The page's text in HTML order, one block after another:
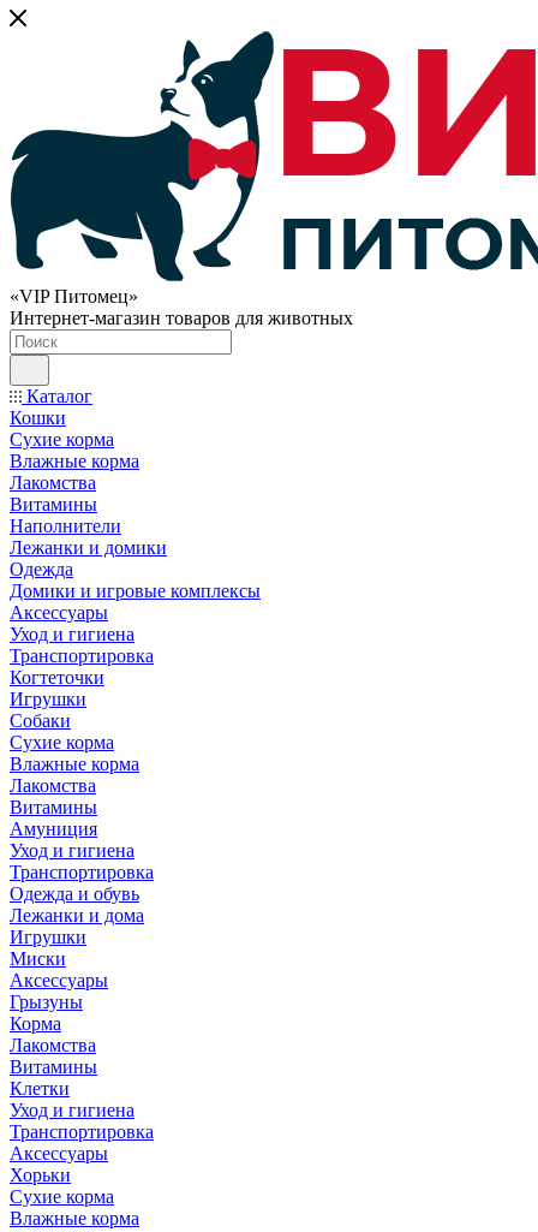
«VIP Питомец»
Интернет-магазин товаров для животных
Каталог
Кошки
Сухие корма
Влажные корма
Лакомства
Витамины
Наполнители
Лежанки и домики
Одежда
Домики и игровые комплексы
Аксессуары
Уход и гигиена
Транспортировка
Когтеточки
Игрушки
Собаки
Сухие корма
Влажные корма
Лакомства
Витамины
Амуниция
Уход и гигиена
Транспортировка
Одежда и обувь
Лежанки и дома
Игрушки
Миски
Аксессуары
Грызуны
Корма
Лакомства
Витамины
Клетки
Уход и гигиена
Транспортировка
Аксессуары
Хорьки
Сухие корма
Влажные корма